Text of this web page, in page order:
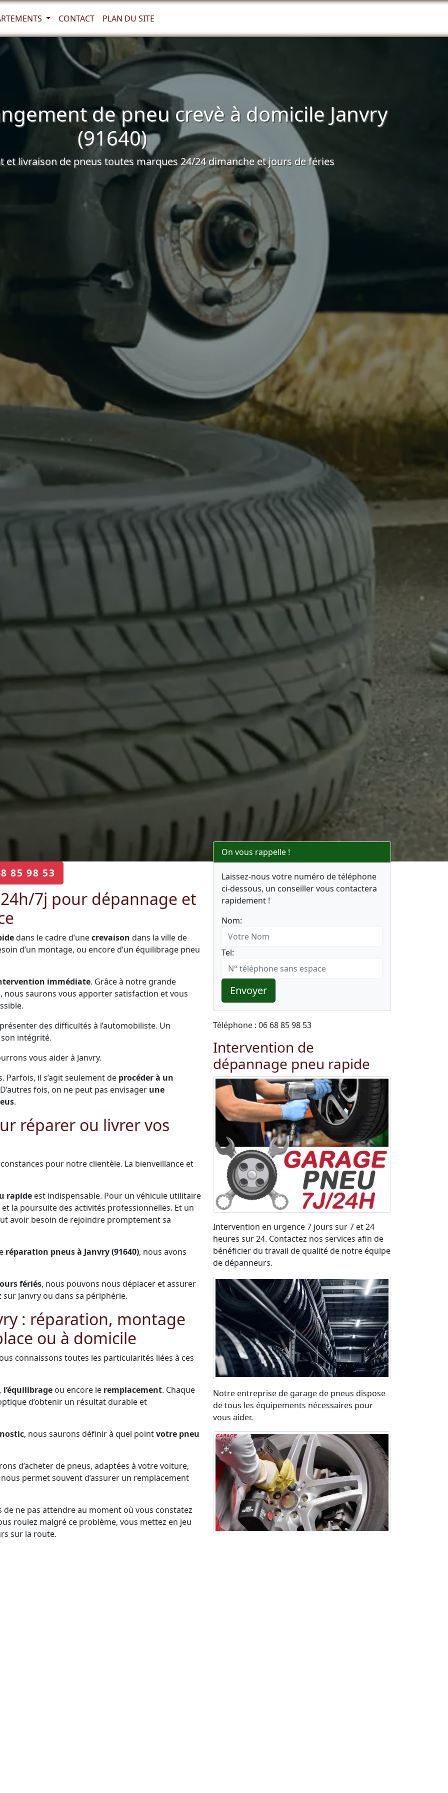
CONTACT PLAN DU SITE
de pneu crevè à domicile Janvry
(91640)
et livraison de pneus toutes marques 24/24 dimanche et jours de féries
85 98 53
7j pour dépannage et
dans le cadre d’unecrevaison dans la ville de
d’un montage, ou encore d’un équilibrage pneu
immédiate. Grâce à notre grande
nous saurons vous apporter satisfaction et vous
des difficultés à l’automobiliste. Un
intégrité.
vous aider à Janvry.
Parfois, il s’agit seulement de procéder à un
fois, on ne peut pas envisager une
.
réparer ou livrer vos
pour notre clientèle. La bienveillance et
rapide est indispensable. Pour un véhicule utilitaire
la poursuite des activités professionnelles. Et un
avoir besoin de rejoindre promptement sa
réparation pneus à Janvry (91640), nous avons
fériés, nous pouvons nous déplacer et assurer
Janvry ou dans sa périphérie.
: réparation, montage
ou à domicile
connaissons toutes les particularités liées à ces
ou encore le remplacement. Chaque
d’obtenir un résultat durable et
, nous saurons définir à quel pointvotre pneu
d’acheter de pneus, adaptées à votre voiture,
permet souvent d’assurer un remplacement
ne pas attendre au moment où vous constatez
roulez malgré ce problème, vous mettez en jeu
sur la route.
On vous rappelle !
Laissez-nous votre numéro de téléphone
ci-dessous, un conseiller vous contactera
rapidement !
Nom:
Tel:
Envoyer
Téléphone : 06 68 85 98 53
Intervention de
dépannage pneu rapide
Intervention en urgence 7 jours sur 7 et 24
heures sur 24. Contactez nos services afin de
bénéficier du travail de qualité de notre équipe
de dépanneurs.
Notre entreprise de garage de pneus dispose
de tous les équipements nécessaires pour
vous aider.